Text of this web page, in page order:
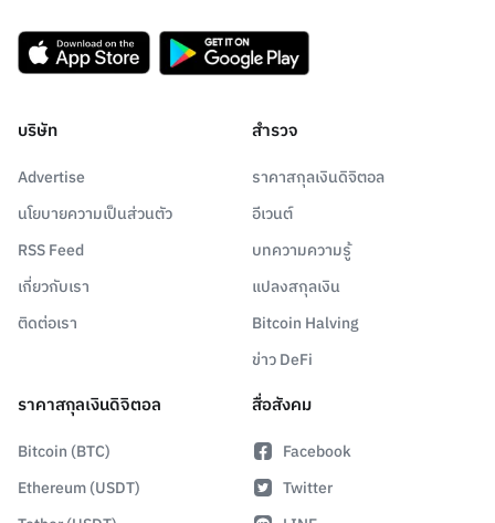
บริษัท
Advertise
นโยบายความเป็นส่วนตัว
RSS Feed
เกี่ยวกับเรา
ติดต่อเรา
สำรวจ
ราคาสกุลเงินดิจิตอล
อีเวนต์
บทความความรู้
แปลงสกุลเงิน
Bitcoin Halving
ข่าว DeFi
ราคาสกุลเงินดิจิตอล
Bitcoin (BTC)
Ethereum (USDT)
สื่อสังคม
Facebook
Twitter